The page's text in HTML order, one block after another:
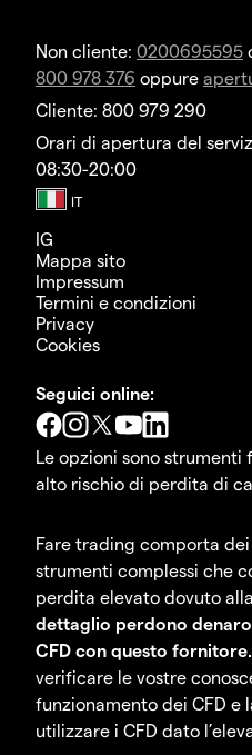
Non cliente: 0200695595
800 978 376 oppure
Cliente: 800 979 290
Orari di apertura del
08:30-20:00
IG
Mappa sito
Impressum
Termini e condizioni
Privacy
Cookies
Seguici online:
Le opzioni sono strumenti
alto rischio di perdita di
Fare trading comporta dei
strumenti complessi che
perdita elevato dovuto
dettaglio perdono
CFD con questo fornitore.
verificare le vostre
funzionamento dei CFD e
utilizzare i CFD dato